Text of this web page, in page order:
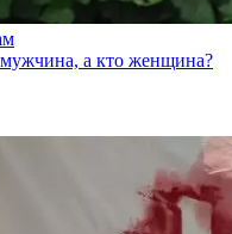
а кто женщина?